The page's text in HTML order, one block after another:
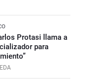
Protasi llama a
para